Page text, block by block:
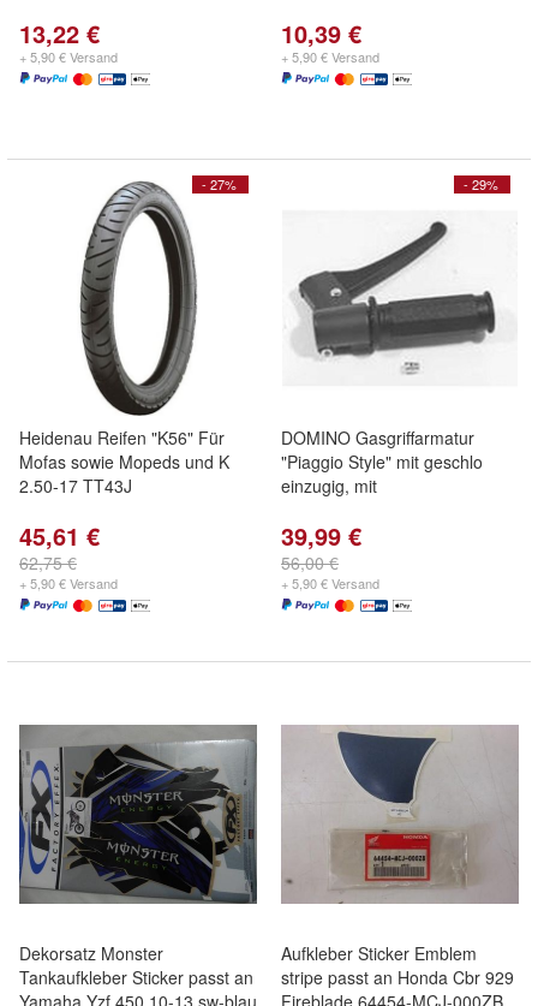
13,22 €
+ 5,90 € Versand
10,39 €
+ 5,90 € Versand
- 27%
Heidenau Reifen "K56" Für
Mofas sowie Mopeds und K
2.50-17 TT43J
45,61 €
62,75 €
+ 5,90 € Versand
- 29%
DOMINO Gasgriffarmatur
"Piaggio Style" mit geschlo
einzugig, mit
39,99 €
56,00 €
+ 5,90 € Versand
Dekorsatz Monster
Tankaufkleber Sticker passt an
Yamaha Yzf 450 10-13 sw-blau
Aufkleber Sticker Emblem
stripe passt an Honda Cbr 929
Fireblade 64454-MCJ-000ZB